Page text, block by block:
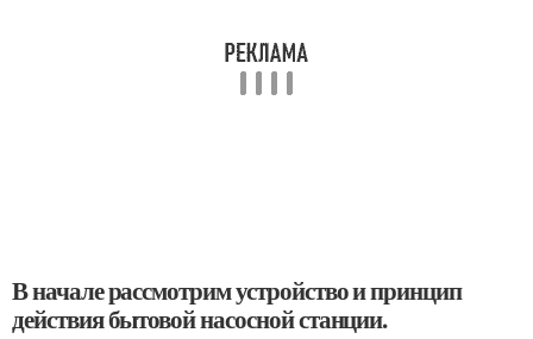
В начале рассмотрим устройство и принцип
действия бытовой насосной станции.